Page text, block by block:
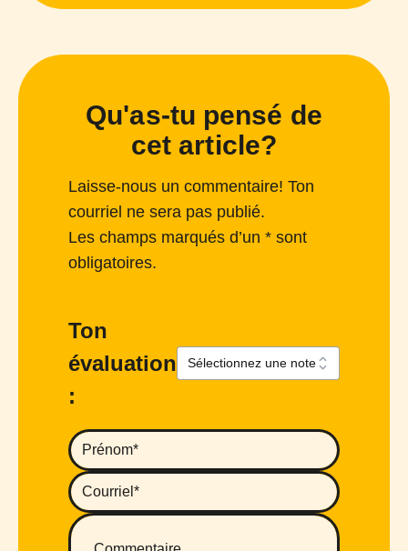
Qu'as-tu pensé de
cet article?
Laisse-nous un commentaire! Ton
courriel ne sera pas publié.
Les champs marqués d’un * sont
obligatoires.
Ton
évaluation
: